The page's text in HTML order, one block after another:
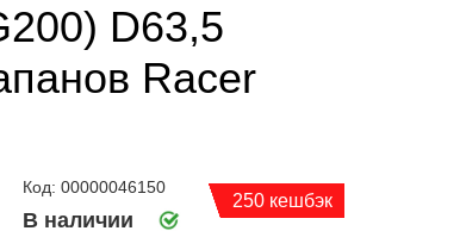
D63,5
Racer
Код: 00000046150
В наличии
250 кешбэк